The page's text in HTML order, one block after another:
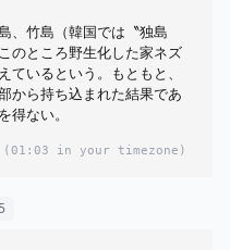
、竹島（韓国では〝独島
のところ野生化した家ネズ
ているという。もともと、
から持ち込まれた結果であ
得ない。
(01:03 in your timezone)